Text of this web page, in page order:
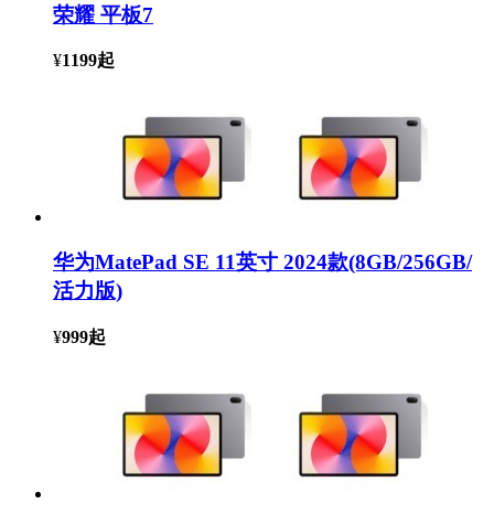
荣耀 平板7
¥1199起
华为MatePad SE 11英寸 2024款(8GB/256GB/
活力版)
¥999起